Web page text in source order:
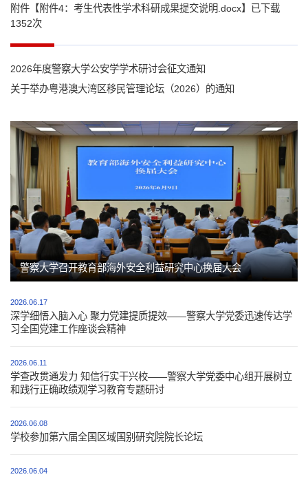
附件【附件4：考生代表性学术科研成果提交说明.docx】已下载
1352次
2026年度警察大学公安学学术研讨会征文通知
关于举办粤港澳大湾区移民管理论坛（2026）的通知
警察大学召开教育部海外安全利益研究中心换届大会
2026.06.17
深学细悟入脑入心 聚力党建提质提效——警察大学党委迅速传达学
习全国党建工作座谈会精神
2026.06.11
学查改贯通发力 知信行实干兴校——警察大学党委中心组开展树立
和践行正确政绩观学习教育专题研讨
2026.06.08
学校参加第六届全国区域国别研究院院长论坛
2026.06.04